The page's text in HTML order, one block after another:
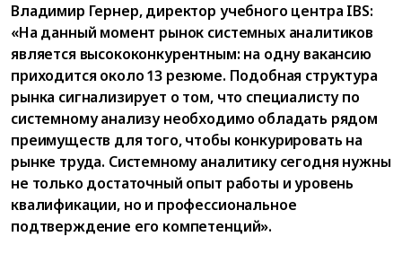
Владимир Гернер, директор учебного центра IBS:
«На данный момент рынок системных аналитиков
является высококонкурентным: на одну вакансию
приходится около 13 резюме. Подобная структура
рынка сигнализирует о том, что специалисту по
системному анализу необходимо обладать рядом
преимуществ для того, чтобы конкурировать на
рынке труда. Системному аналитику сегодня нужны
не только достаточный опыт работы и уровень
квалификации, но и профессиональное
подтверждение его компетенций».